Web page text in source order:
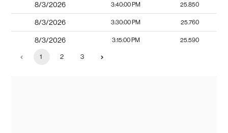
8/3/2026 3:40:00 PM 25.850
8/3/2026 3:30:00 PM 25.760
8/3/2026 3:15:00 PM 25.590
1 2 3